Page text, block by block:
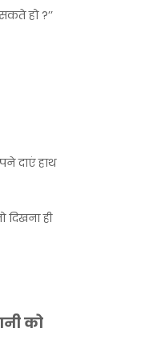
हो ?’’
दाएं हाथ
दिखना ही
को